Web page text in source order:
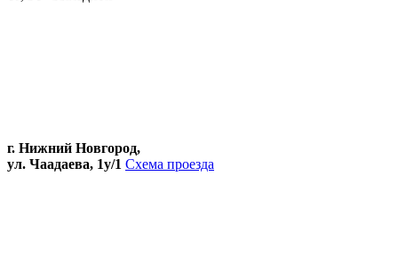
г. Нижний Новгород,
ул. Чаадаева, 1у/1 Схема проезда